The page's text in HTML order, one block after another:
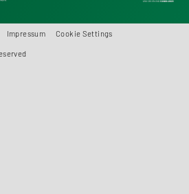
Impressum Cookie Settings